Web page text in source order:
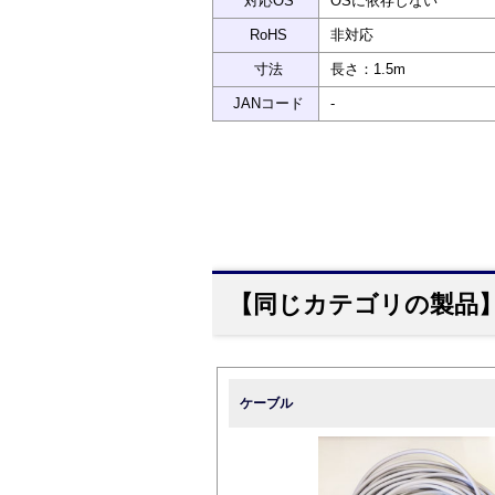
RoHS 非対応
寸法 長さ：1.5m
JANコード -
【同じカテゴリの製品
ケーブル